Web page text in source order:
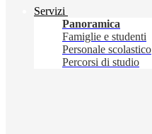
Servizi
Panoramica
Famiglie e studenti
Personale scolastico
Percorsi di studio